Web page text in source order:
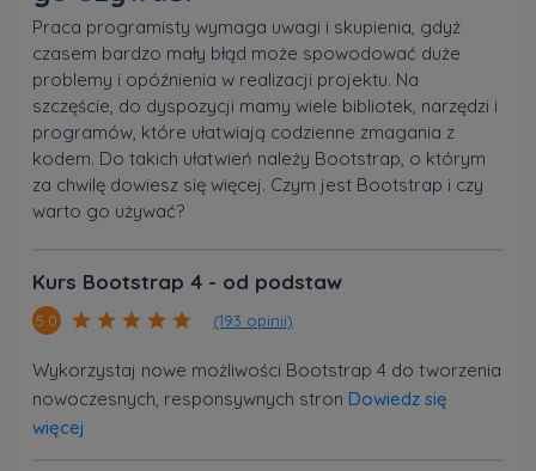
Praca programisty wymaga uwagi i skupienia, gdyż
czasem bardzo mały błąd może spowodować duże
problemy i opóźnienia w realizacji projektu. Na
szczęście, do dyspozycji mamy wiele bibliotek, narzędzi i
programów, które ułatwiają codzienne zmagania z
kodem. Do takich ułatwień należy Bootstrap, o którym
za chwilę dowiesz się więcej. Czym jest Bootstrap i czy
warto go używać?
Kurs Bootstrap 4 - od podstaw
5.0 (193 opinii)
Wykorzystaj nowe możliwości Bootstrap 4 do tworzenia
nowoczesnych, responsywnych stron Dowiedz się
więcej